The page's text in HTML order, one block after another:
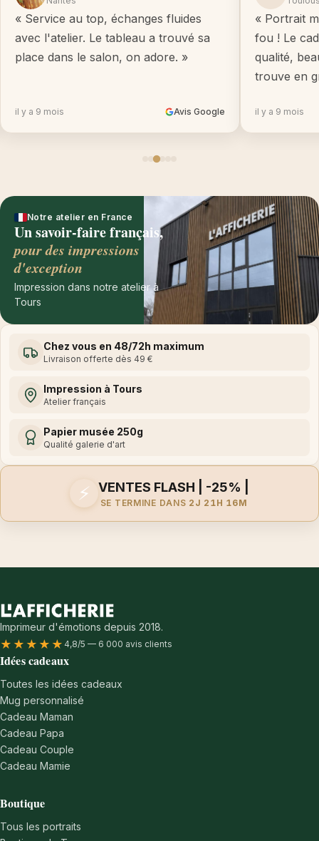
« Service au top, échanges fluides
avec l'atelier. Le tableau a trouvé sa
place dans le salon, on adore. »
il y a 9 mois Avis Google
« Portrait
fou ! Le
qualité,
trouve en
il y a 9 mois
Notre atelier en France
Un savoir-faire français,
pour des impressions
d'exception
Impression dans notre atelier à
Tours
Chez vous en 48/72h maximum
Livraison offerte dès 49 €
Impression à Tours
Atelier français
Papier musée 250g
Qualité galerie d'art
⚡ VENTES FLASH | -25% |
SE TERMINE DANS 2J 21H 16M
Imprimeur d'émotions depuis 2018.
★★★★★ 4,8/5 — 6 000 avis clients
Idées cadeaux
Toutes les idées cadeaux
Mug personnalisé
Cadeau Maman
Cadeau Papa
Cadeau Couple
Cadeau Mamie
Boutique
Tous les portraits